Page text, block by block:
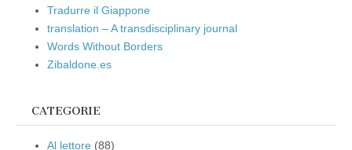
Tradurre il Giappone
translation – A transdisciplinary journal
Words Without Borders
Zibaldone.es
CATEGORIE
Al lettore (88)